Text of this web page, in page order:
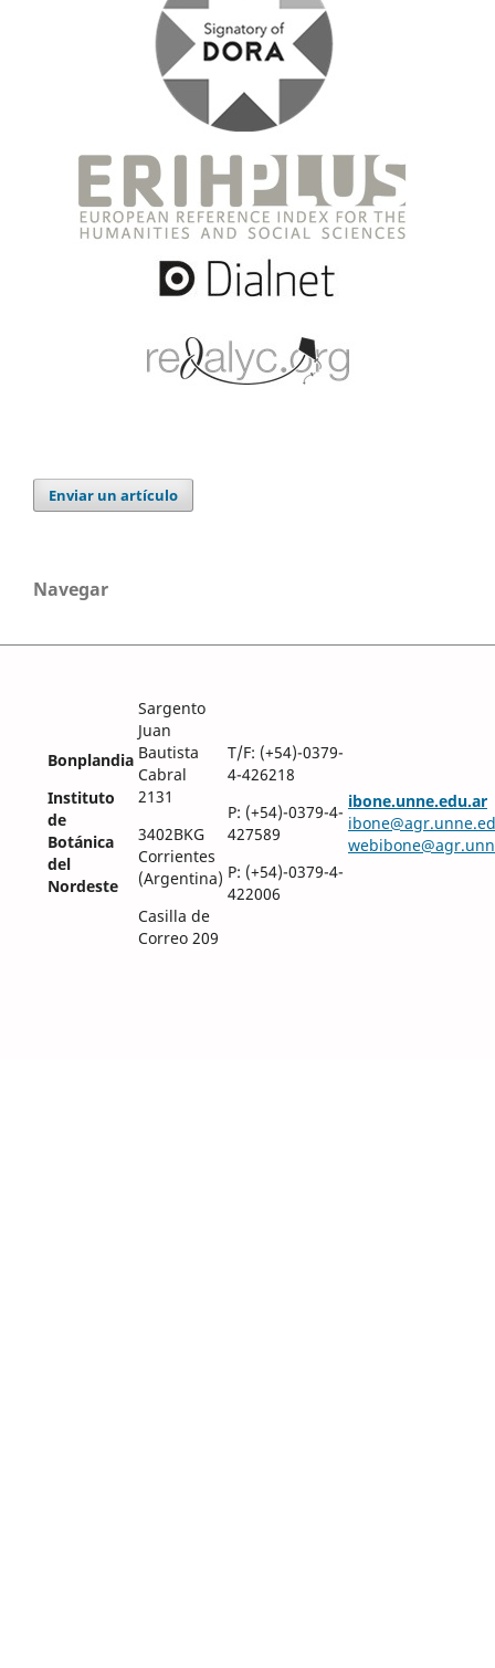
Enviar un artículo
Navegar
Bonplandia
Instituto
de
Botánica
del
Nordeste
Sargento
Juan
Bautista
Cabral
2131
3402BKG
Corrientes
(Argentina)
Casilla de
Correo 209
T/F: (+54)-0379-
4-426218
P: (+54)-0379-4-
427589
P: (+54)-0379-4-
422006
ibone.unne.edu.ar